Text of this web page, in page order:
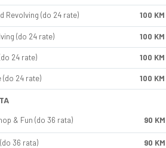
Revolving (do 24 rate) 100 KM
(do 24 rate) 100 KM
24 rate) 100 KM
(do 24 rate) 100 KM
& Fun (do 36 rata) 90 KM
36 rata) 90 KM